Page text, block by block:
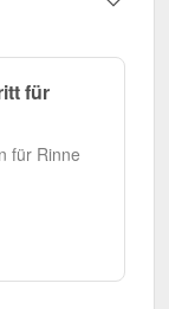
für
für Rinne